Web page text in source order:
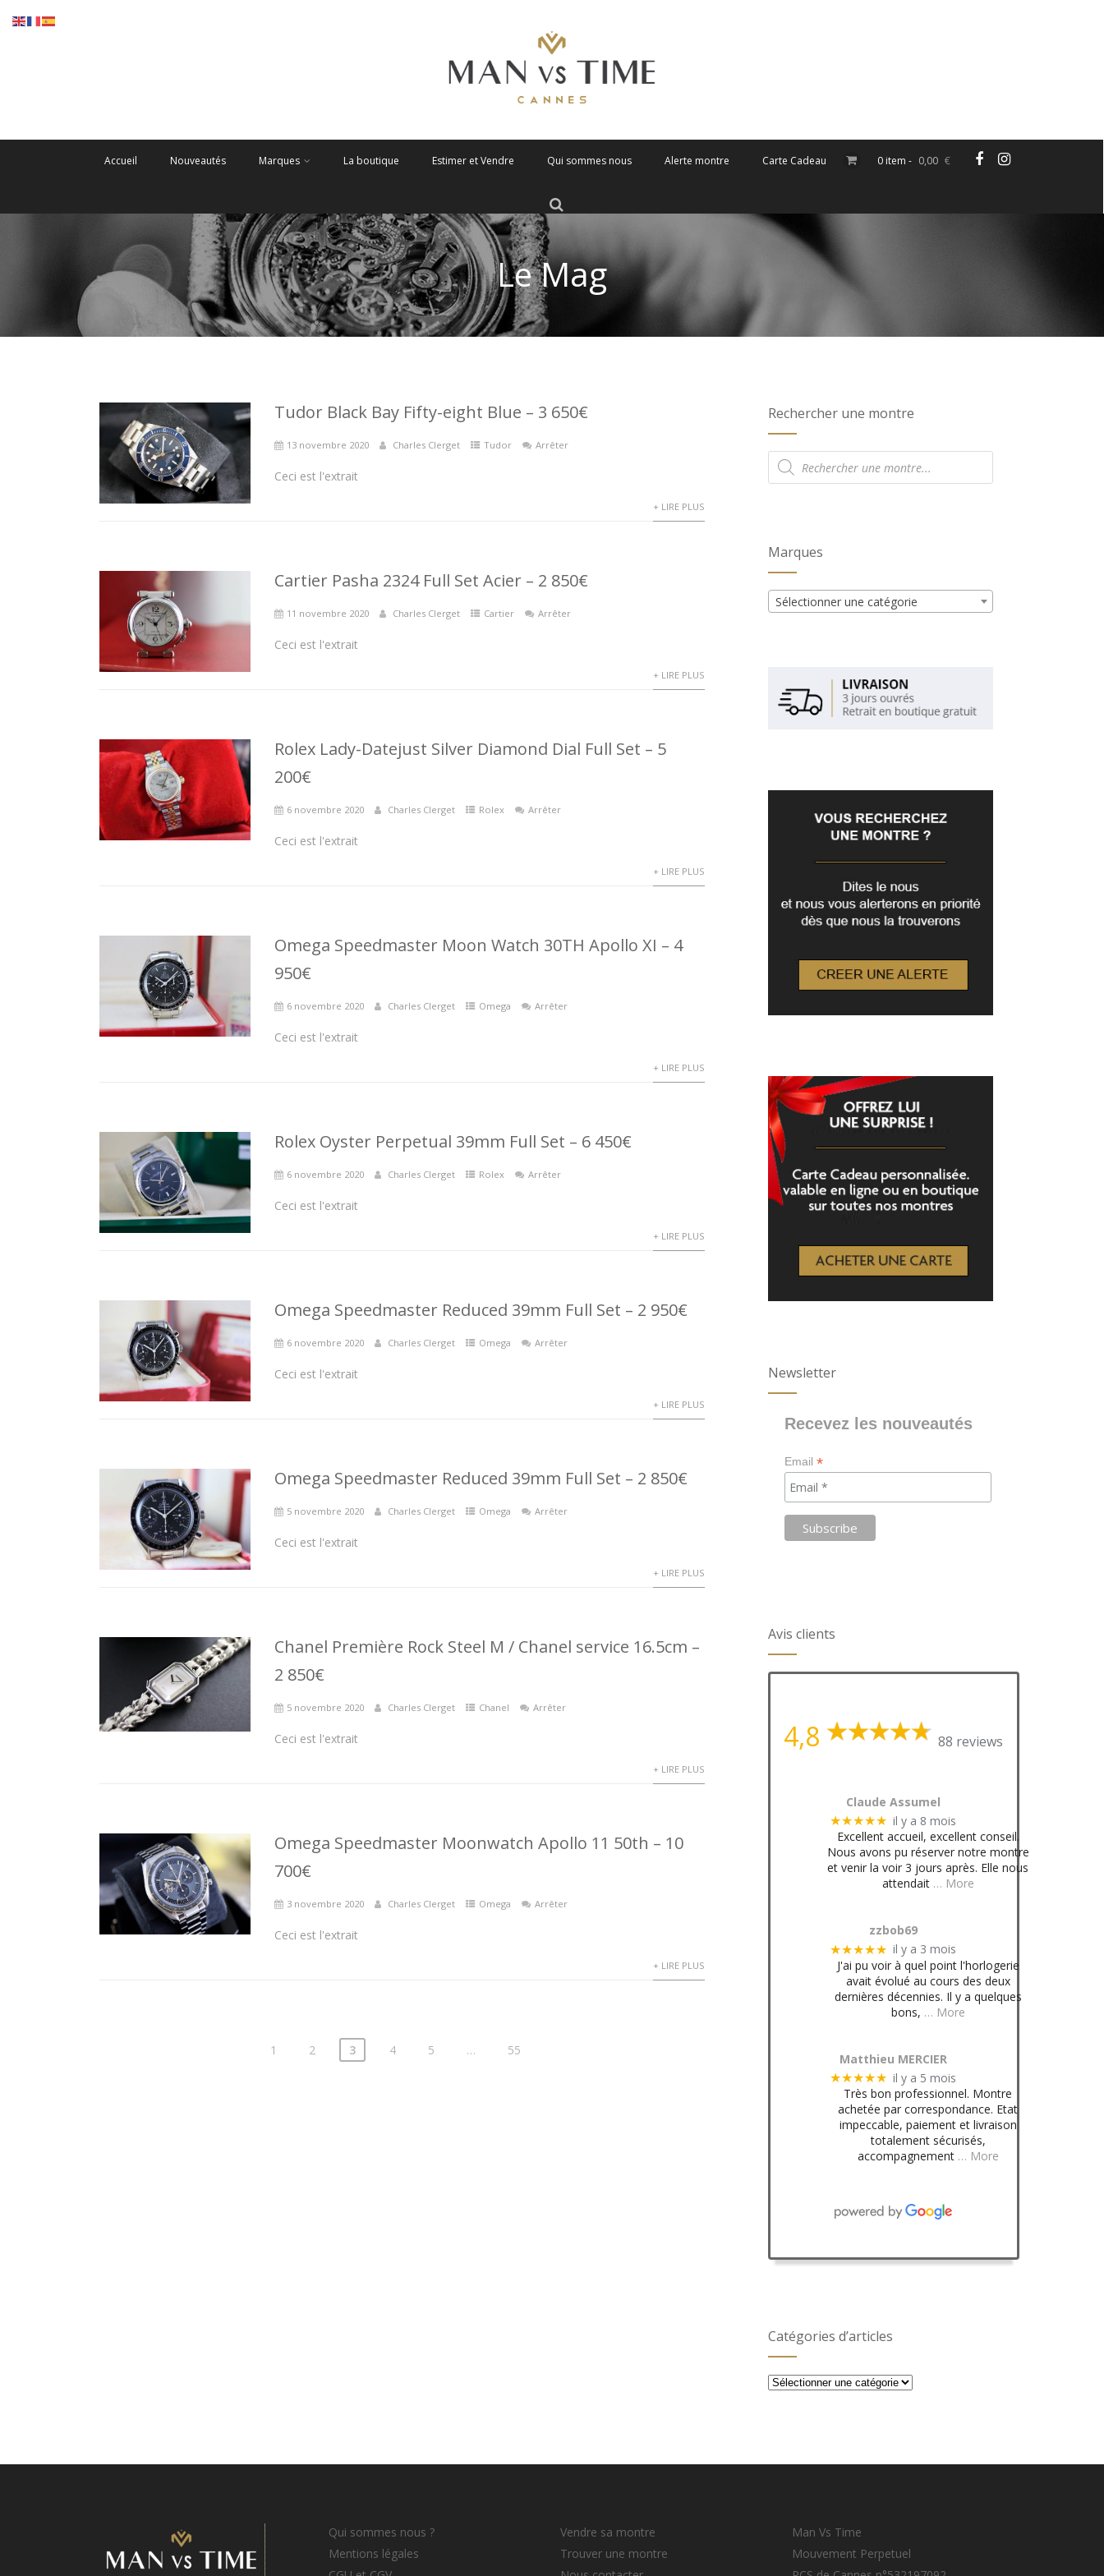
Accueil Nouveautés Marques La boutique Estimer et Vendre Qui sommes nous Alerte montre Carte Cadeau 0 item - 0,00 €
Le Mag
Tudor Black Bay Fifty-eight Blue – 3 650€
13 novembre 2020 Charles Clerget Tudor Arrêter
Ceci est l'extrait
+ LIRE PLUS
Cartier Pasha 2324 Full Set Acier – 2 850€
11 novembre 2020 Charles Clerget Cartier Arrêter
Ceci est l'extrait
+ LIRE PLUS
Rolex Lady-Datejust Silver Diamond Dial Full Set – 5
200€
6 novembre 2020 Charles Clerget Rolex Arrêter
Ceci est l'extrait
+ LIRE PLUS
Omega Speedmaster Moon Watch 30TH Apollo XI – 4
950€
6 novembre 2020 Charles Clerget Omega Arrêter
Ceci est l'extrait
+ LIRE PLUS
Rolex Oyster Perpetual 39mm Full Set – 6 450€
6 novembre 2020 Charles Clerget Rolex Arrêter
Ceci est l'extrait
+ LIRE PLUS
Omega Speedmaster Reduced 39mm Full Set – 2 950€
6 novembre 2020 Charles Clerget Omega Arrêter
Ceci est l'extrait
+ LIRE PLUS
Omega Speedmaster Reduced 39mm Full Set – 2 850€
5 novembre 2020 Charles Clerget Omega Arrêter
Ceci est l'extrait
+ LIRE PLUS
Chanel Première Rock Steel M / Chanel service 16.5cm –
2 850€
5 novembre 2020 Charles Clerget Chanel Arrêter
Ceci est l'extrait
+ LIRE PLUS
Omega Speedmaster Moonwatch Apollo 11 50th – 10
700€
3 novembre 2020 Charles Clerget Omega Arrêter
Ceci est l'extrait
+ LIRE PLUS
1 2 3 4 5 … 55
Rechercher une montre
Recherche
de
produits
Marques
Sélectionner une catégorie
Newsletter
Recevez les nouveautés
Email *
Avis clients
4,8 88 reviews
Claude Assumel
★★★★★ il y a 8 mois
Excellent accueil, excellent conseil.
Nous avons pu réserver notre montre
et venir la voir 3 jours après. Elle nous
attendait … More
zzbob69
★★★★★ il y a 3 mois
J'ai pu voir à quel point l'horlogerie
avait évolué au cours des deux
dernières décennies. Il y a quelques
bons, … More
Matthieu MERCIER
★★★★★ il y a 5 mois
Très bon professionnel. Montre
achetée par correspondance. Etat
impeccable, paiement et livraison
totalement sécurisés,
accompagnement … More
Catégories d’articles
Catégories
Qui sommes nous ?
Mentions légales
Vendre sa montre
Trouver une montre
Man Vs Time
Mouvement Perpetuel